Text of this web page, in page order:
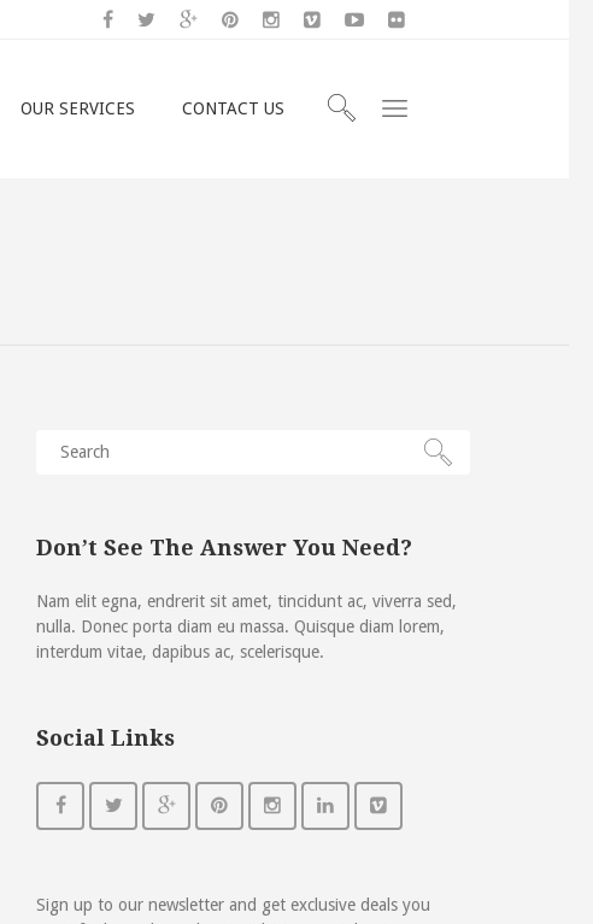
OUR SERVICES CONTACT US
Don’t See The Answer You Need?
Nam elit egna, endrerit sit amet, tincidunt ac, viverra sed,
nulla. Donec porta diam eu massa. Quisque diam lorem,
interdum vitae, dapibus ac, scelerisque.
Social Links
Sign up to our newsletter and get exclusive deals you